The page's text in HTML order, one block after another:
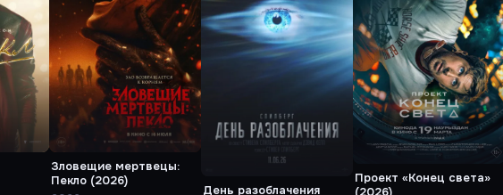
Зловещие мертвецы:
Пекло (2026)
День разоблачения
Проект «Конец света»
(2026)